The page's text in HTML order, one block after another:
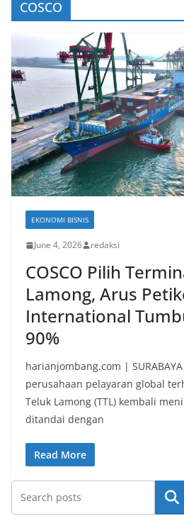
COSCO
EKONOMI BISNIS
June 4, 2026 redaksi
COSCO Pilih
Lamong, Arus
International
90%
harianjombang.com |
perusahaan pelayaran global
Teluk Lamong (TTL) kembali
ditandai dengan
Read More
Search